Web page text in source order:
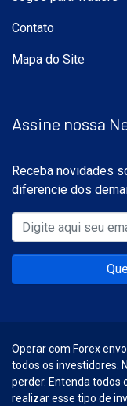
Contato
Mapa do Site
Assine nossa
Receba novidades
diferencie dos
Operar com Forex
todos os investidores.
perder. Entenda todos
realizar esse tipo de